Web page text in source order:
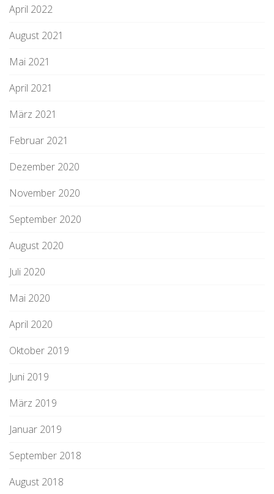
April 2022
August 2021
Mai 2021
April 2021
März 2021
Februar 2021
Dezember 2020
November 2020
September 2020
August 2020
Juli 2020
Mai 2020
April 2020
Oktober 2019
Juni 2019
März 2019
Januar 2019
September 2018
August 2018